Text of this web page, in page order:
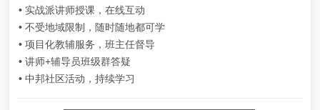
• 实战派讲师授课，在线互动
• 不受地域限制，随时随地都可学
• 项目化教辅服务，班主任督导
• 讲师+辅导员班级群答疑
• 中邦社区活动，持续学习